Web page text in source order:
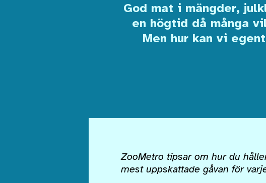
God mat i mängder,
en högtid då många
Men hur kan vi
ZooMetro tipsar om hur du
mest uppskattade gåvan för